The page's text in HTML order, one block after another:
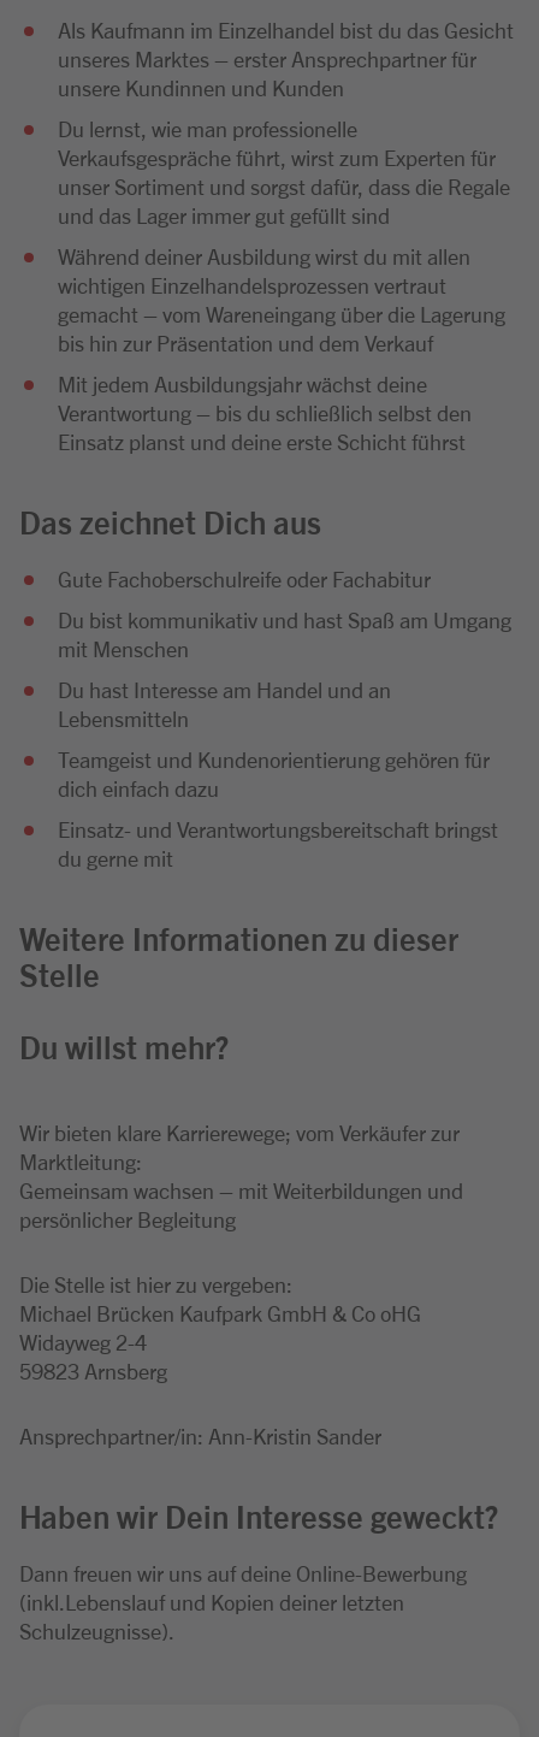
Als Kaufmann im Einzelhandel bist du das Gesicht
unseres Marktes – erster Ansprechpartner für
unsere Kundinnen und Kunden
Du lernst, wie man professionelle
Verkaufsgespräche führt, wirst zum Experten für
unser Sortiment und sorgst dafür, dass die Regale
und das Lager immer gut gefüllt sind
Während deiner Ausbildung wirst du mit allen
wichtigen Einzelhandelsprozessen vertraut
gemacht – vom Wareneingang über die Lagerung
bis hin zur Präsentation und dem Verkauf
Mit jedem Ausbildungsjahr wächst deine
Verantwortung – bis du schließlich selbst den
Einsatz planst und deine erste Schicht führst
Das zeichnet Dich aus
Gute Fachoberschulreife oder Fachabitur
Du bist kommunikativ und hast Spaß am Umgang
mit Menschen
Du hast Interesse am Handel und an
Lebensmitteln
Teamgeist und Kundenorientierung gehören für
dich einfach dazu
Einsatz- und Verantwortungsbereitschaft bringst
du gerne mit
Weitere Informationen zu dieser
Stelle
Du willst mehr?
Wir bieten klare Karrierewege; vom Verkäufer zur
Marktleitung:
Gemeinsam wachsen – mit Weiterbildungen und
persönlicher Begleitung
Die Stelle ist hier zu vergeben:
Michael Brücken Kaufpark GmbH & Co oHG
Widayweg 2-4
59823 Arnsberg
Ansprechpartner/in: Ann-Kristin Sander
Haben wir Dein Interesse geweckt?
Dann freuen wir uns auf deine Online-Bewerbung
(inkl.Lebenslauf und Kopien deiner letzten
Schulzeugnisse).